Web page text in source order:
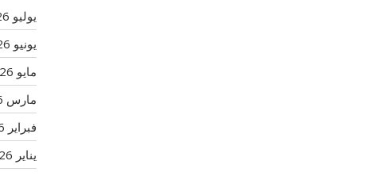
يوليو 2026
يونيو 2026
مايو 2026
مارس 2026
فبراير 2026
يناير 2026